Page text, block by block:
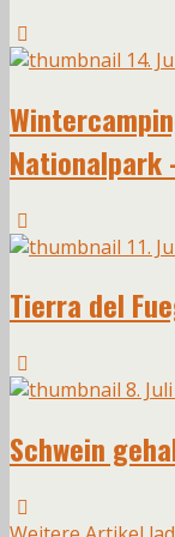
14.
Nationalpark
11.
Tierra del
8.
Schwein